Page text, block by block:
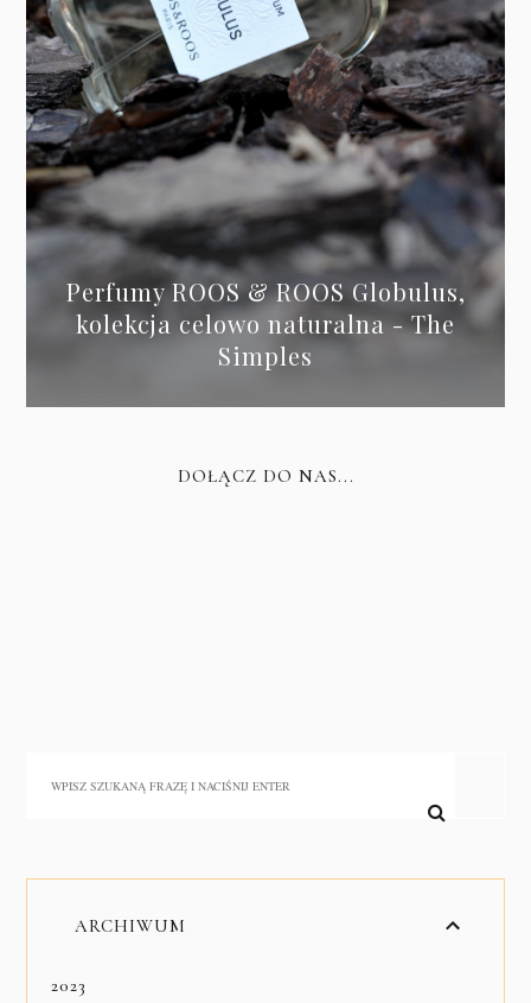
Perfumy ROOS & ROOS Globulus,
kolekcja celowo naturalna - The
Simples
DOŁĄCZ DO NAS...
ARCHIWUM
2023